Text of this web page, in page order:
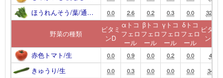
ほうれんそう/葉/通… 0.0 2.6 0.2 0.3 0.0 320
野菜の種類
ビタミ
ンD
αトコ
フェロ
ール
βトコ
フェロ
ール
γトコ
フェロ
ール
δトコ
フェロ
ール
ビタミ
ンK
赤色トマト/生
0.0 0.9 0.0 0.2 0.0 4
きゅうり/生 0.0 0.3 0.0 0.0 0.0 34